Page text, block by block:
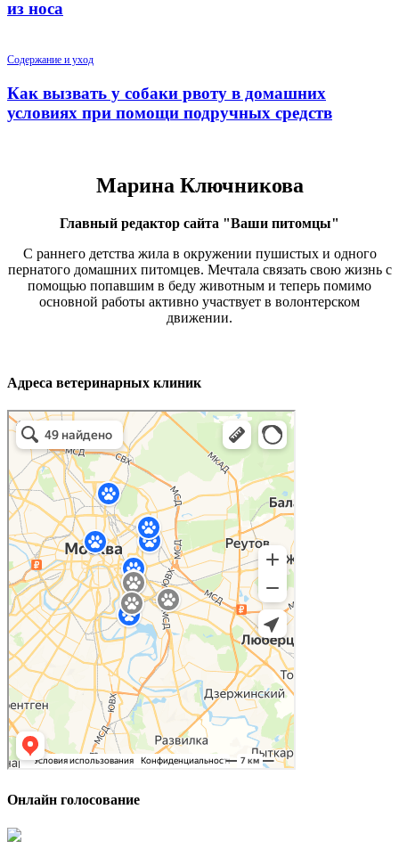
из носа
Содержание и уход
Как вызвать у собаки рвоту в домашних
условиях при помощи подручных средств
Марина Ключникова
Главный редактор сайта "Ваши питомцы"
С раннего детства жила в окружении пушистых и одного
пернатого домашних питомцев. Мечтала связать свою жизнь с
помощью попавшим в беду животным и теперь помимо
основной работы активно участвует в волонтерском
движении.
Адреса ветеринарных клиник
Онлайн голосование